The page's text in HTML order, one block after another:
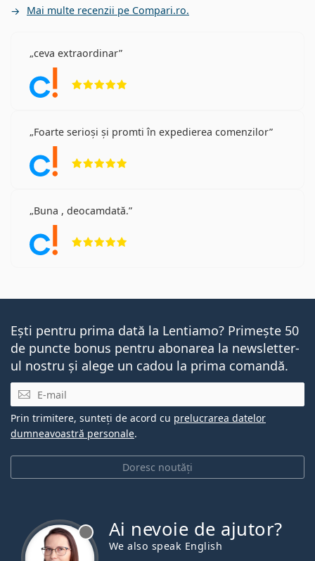
Mai multe recenzii pe Compari.ro.
ceva extraordinar
Foarte serioși și promti în expedierea comenzilor
Buna , deocamdată.
Ești pentru prima dată la Lentiamo? Primește 50
de puncte bonus pentru abonarea la newsletter-
ul nostru și alege un cadou la prima comandă.
E-mail
Doresc noutăți
Prin trimitere, sunteți de acord cu prelucrarea datelor
dumneavoastră personale.
Ai nevoie de ajutor?
We also speak English